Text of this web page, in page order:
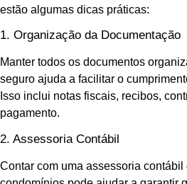
estão algumas dicas práticas:
1. Organização da Documentação
Manter todos os documentos
seguro ajuda a facilitar o
Isso inclui notas fiscais, recibos,
pagamento.
2. Assessoria Contábil
Contar com uma assessoria